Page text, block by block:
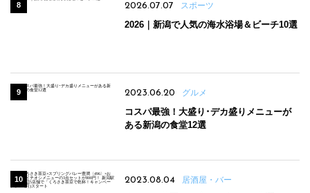
2026.07.07 スポーツ
2026｜新潟で人気の海水浴場＆ビーチ10選
2023.06.20 グルメ
コスパ最強！大盛り･デカ盛りメニューが
ある新潟の食堂12選
2023.08.04 居酒屋・バー